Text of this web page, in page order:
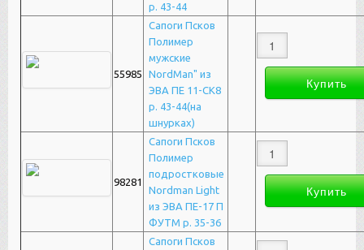
р. 43-44
55985
Сапоги Псков
Полимер
мужские
NordMan" из
ЭВА ПЕ 11-СК8
р. 43-44(на
шнурках)
98281
Сапоги Псков
Полимер
подростковые
Nordman Light
из ЭВА ПЕ-17 П
ФУТМ р. 35-36
Сапоги Псков